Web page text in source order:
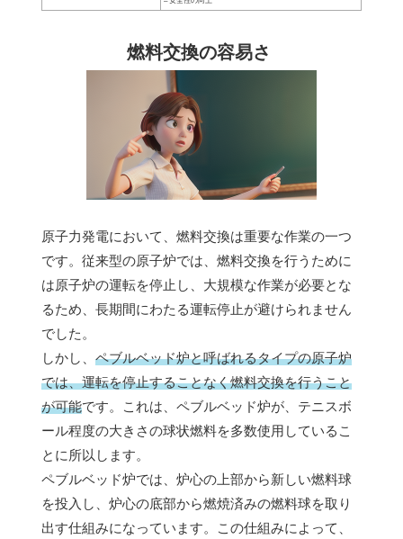
燃料交換の容易さ
原子力発電において、燃料交換は重要な作業の一つ
です。従来型の原子炉では、燃料交換を行うために
は原子炉の運転を停止し、大規模な作業が必要とな
るため、長期間にわたる運転停止が避けられません
でした。
しかし、 ペブルベッド炉と呼ばれるタイプの原子炉
では、運転を停止することなく燃料交換を行うこと
が可能です。これは、ペブルベッド炉が、テニスボ
ール程度の大きさの球状燃料を多数使用しているこ
とに所以します。
ペブルベッド炉では、炉心の上部から新しい燃料球
を投入し、炉心の底部から燃焼済みの燃料球を取り
出す仕組みになっています。この仕組みによって、